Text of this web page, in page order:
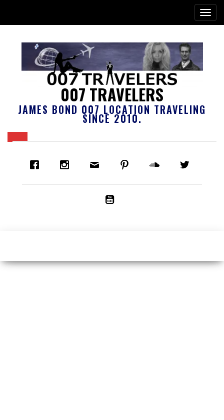
007 TRAVELERS
JAMES BOND 007 LOCATION TRAVELING
SINCE 2010.